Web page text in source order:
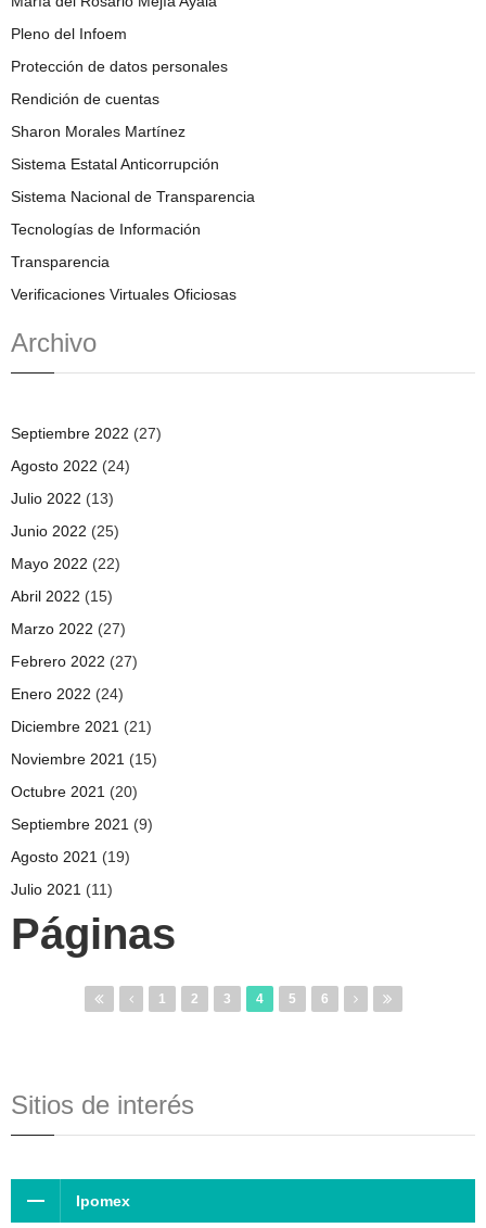
Pleno del Infoem
Protección de datos personales
Rendición de cuentas
Sharon Morales Martínez
Sistema Estatal Anticorrupción
Sistema Nacional de Transparencia
Tecnologías de Información
Transparencia
Verificaciones Virtuales Oficiosas
Archivo
Septiembre 2022 (27)
Agosto 2022 (24)
Julio 2022 (13)
Junio 2022 (25)
Mayo 2022 (22)
Abril 2022 (15)
Marzo 2022 (27)
Febrero 2022 (27)
Enero 2022 (24)
Diciembre 2021 (21)
Noviembre 2021 (15)
Octubre 2021 (20)
Septiembre 2021 (9)
Agosto 2021 (19)
Julio 2021 (11)
Páginas
1 2 3 4 5 6
Sitios de interés
Ipomex